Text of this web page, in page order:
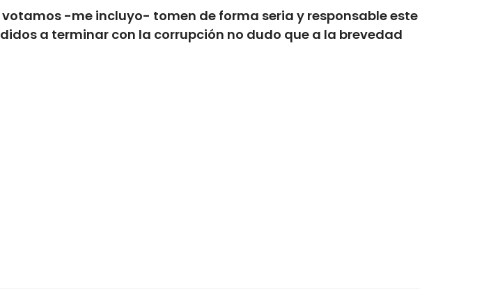
-me incluyo- tomen de forma seria y responsable este
a terminar con la corrupción no dudo que a la brevedad